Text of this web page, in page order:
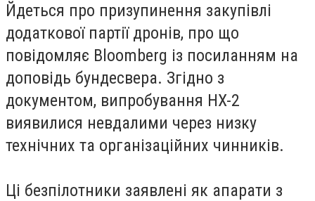
Йдеться про призупинення закупівлі
додаткової партії дронів, про що
повідомляє Bloomberg із посиланням на
доповідь бундесвера. Згідно з
документом, випробування HX-2
виявилися невдалими через низку
технічних та організаційних чинників.
Ці безпілотники заявлені як апарати з